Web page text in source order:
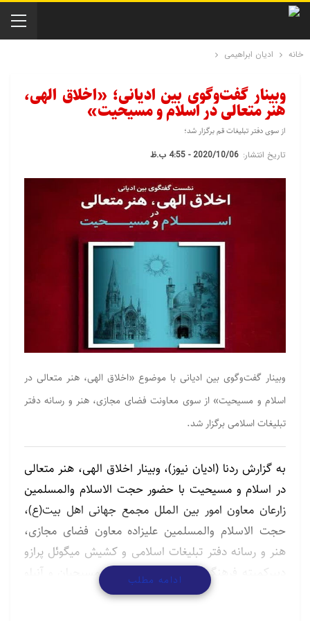
خانه ادیان ابراهیمی
وبینار گفت‌وگوی بین ادیانی؛ «اخلاق الهی،
هنر متعالی در اسلام و مسیحیت»
از سوی دفتر تبلیغات قم برگزار شد؛
تاریخ انتشار: 2020/10/06 - 4:55 ب.ظ
وبینار گفت‌وگوی بین ادیانی با موضوع «اخلاق الهی، هنر متعالی در
اسلام و مسیحیت» از سوی معاونت فضای مجازی، هنر و رسانه دفتر
تبلیغات اسلامی برگزار شد.
به گزارش ردنا (ادیان نیوز)، وبینار اخلاق الهی، هنر متعالی
در اسلام و مسیحیت با حضور حجت الاسلام والمسلمین
زارعان معاون امور بین الملل مجمع جهانی اهل بیت(ع)،
حجت الاسلام والمسلمین علیزاده معاون فضای مجازی،
هنر و رسانه دفتر تبلیغات اسلامی و کشیش میگوئل پرازو
دبیرکمیته فرهنگی کاتولیک برای وحدت مسیحیان و آنیلو
ارتیکو کارشناس ارشد وزارت فرهنگ ایتالیا به همت اداره
ادامه مطلب